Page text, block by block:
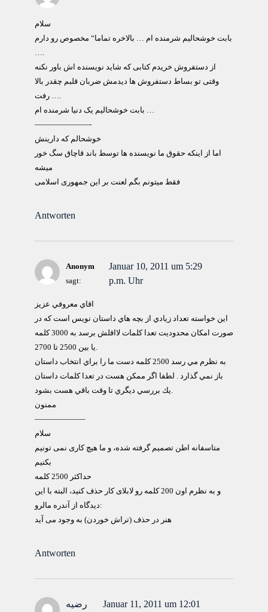
سلام
بابت خوشحالیم شرمنده ام … بالاخره تماما“ مخصوص رو دارم
….
از دستفروش خریدم کتابی که شاید نویسنده اش باور نکنه
وقتی تو بساط دستفروش ها دیدمش ضربان قلبم چقدر بالا
رفت ….
بابت خوشحالیم یک دنیا شرمنده ام …
———————-
خوشحالم که دارينش
اما از اينکه حقوق ما نويسنده ها توسط باند قاچاق سگ خور
ميشه
فقط ميتونم بگم لعنت بر اين جمهوری اسلامی
Antworten
Anonym
sagt:
Januar 10, 2011 um 5:29
p.m. Uhr
اقاي معروفي عزيز
اين خواسته تعداد زيادي از بچه هاي داستان نويس است كه در
صورت امكان محدوديت تعدا كلمات لااقلش برسد به 3000 كلمه
به نظرم مي رسد 2500 كلمه دست ما را براي انتخاب داستان
باز نمي گذارد . لطفا اگر ممكن هست در تعدا كلمات داستان
ممنون
——————–
سلام
متاسفانه اطن تصميم گرفته شده، و ما هيچ کاری نمی تونيم
بکنيم
حداکثر 2500 کلمه
و به نظرم اون 200 کلمه رو لابلای کار حذف کنيد، البته با اين
ديدگاه از آندره مالرو:
هنر در حذف (تراش خوردن) به وجود می آيد
Antworten
رضیه
Januar 11, 2011 um 12:01